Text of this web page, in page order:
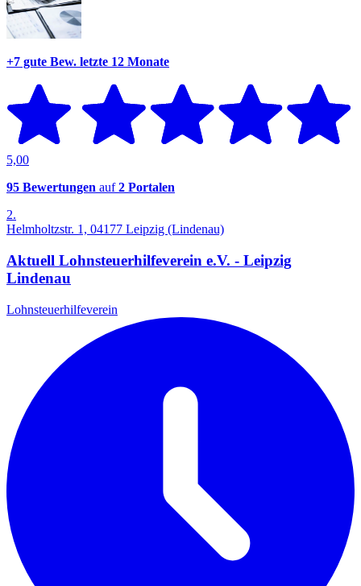
+7 gute Bew. letzte 12 Monate
5,00
95 Bewertungen auf2 Portalen
2.
Helmholtzstr. 1, 04177 Leipzig (Lindenau)
Aktuell Lohnsteuerhilfeverein e.V. - Leipzig
Lindenau
Lohnsteuerhilfeverein